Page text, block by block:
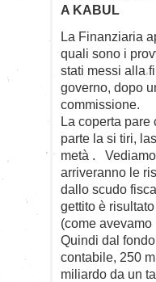
A KABUL
La Finanziaria
quali sono i
stati messi alla
governo, dopo
commissione.
La coperta pare
parte la si tiri,
metà .
arriveranno le
dallo scudo
gettito è
(come avevamo
Quindi dal
contabile, 250
miliardo da un